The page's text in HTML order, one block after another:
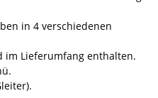
in 4 verschiedenen
im Lieferumfang enthalten.